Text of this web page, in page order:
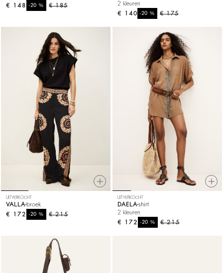
€ 185
-20%
€ 148
2 kleuren
€ 175
-20%
€ 140
UITVERKOCHT
VALLA broek
€ 215
-20%
€ 172
UITVERKOCHT
DAELA shirt
2 kleuren
€ 215
-20%
€ 172